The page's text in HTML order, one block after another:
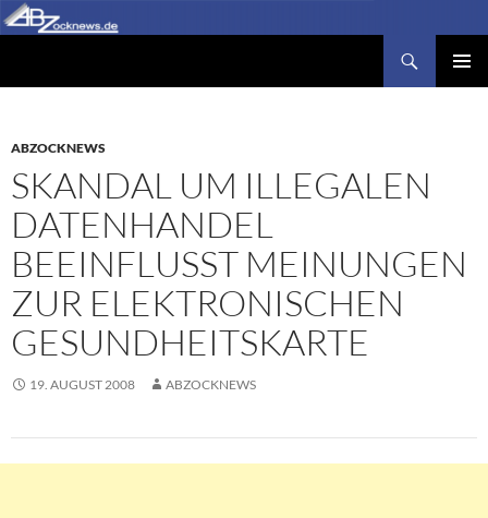
Zum
Inhalt
ABZOCKNEWS
SKANDAL UM ILLEGALEN
DATENHANDEL
BEEINFLUSST MEINUNGEN
ZUR ELEKTRONISCHEN
GESUNDHEITSKARTE
19. AUGUST 2008 ABZOCKNEWS